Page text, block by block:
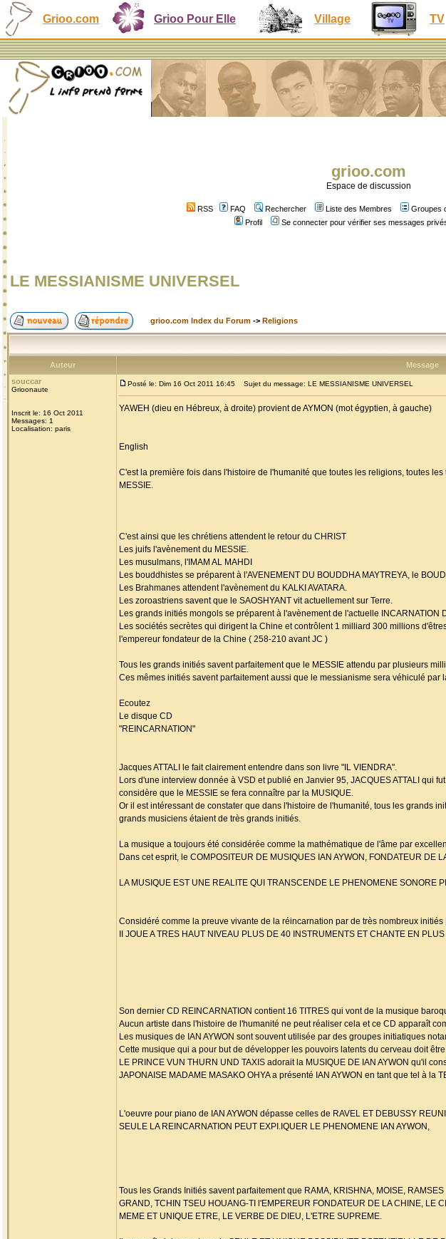
Grioo.com Grioo Pour Elle Village TV
grioo.com
Espace de discussion
RSS FAQ Rechercher Liste des Membres Groupes
Profil
Se connecter pour vérifier ses messages
LE MESSIANISME UNIVERSEL
grioo.com Index du Forum -> Religions
Auteur
Message
souccar
Grioonaute
Inscrit le: 16 Oct 2011
Messages: 1
Localisation: paris
Posté le: Dim 16 Oct 2011 16:45 Sujet du message: LE MESSIANISME UNIVERSEL
YAWEH (dieu en Hébreux, à droite) provient de AYMON (mot égyptien, à gauche)
English
C'est la première fois dans l'histoire de l'humanité que toutes les religions, toutes
MESSIE.
C'est ainsi que les chrétiens attendent le retour du CHRIST
Les juifs l'avènement du MESSIE.
Les musulmans, l'IMAM AL MAHDI
Les bouddhistes se préparent à l'AVENEMENT DU BOUDDHA MAYTREYA, le
Les Brahmanes attendent l'avènement du KALKI AVATARA.
Les zoroastriens savent que le SAOSHYANT vit actuellement sur Terre.
Les grands initiés mongols se préparent à l'avènement de l'actuelle INCARNATION
Les sociétés secrètes qui dirigent la Chine et contrôlent 1 milliard 300 millions
l'empereur fondateur de la Chine ( 258-210 avant JC )
Tous les grands initiés savent parfaitement que le MESSIE attendu par plusieurs
Ces mêmes initiés savent parfaitement aussi que le messianisme sera véhiculé par
Ecoutez
Le disque CD
"REINCARNATION"
Jacques ATTALI le fait clairement entendre dans son livre "IL VIENDRA".
Lors d'une interview donnée à VSD et publié en Janvier 95, JACQUES ATTALI qui
considère que le MESSIE se fera connaître par la MUSIQUE.
Or il est intéressant de constater que dans l'histoire de l'humanité, tous les grands
grands musiciens étaient de très grands initiés.
La musique a toujours été considérée comme la mathématique de l'âme par
Dans cet esprit, le COMPOSITEUR DE MUSIQUES IAN AYWON, FONDATEUR DE
LA MUSIQUE EST UNE REALITE QUI TRANSCENDE LE PHENOMENE SONORE
Considéré comme la preuve vivante de la réincarnation par de très nombreux
II JOUE A TRES HAUT NIVEAU PLUS DE 40 INSTRUMENTS ET CHANTE EN
Son dernier CD REINCARNATION contient 16 TITRES qui vont de la musique
Aucun artiste dans l'histoire de l'humanité ne peut réaliser cela et ce CD apparaît
Les musiques de IAN AYWON sont souvent utilisée par des groupes initiatiques
Cette musique qui a pour but de développer les pouvoirs latents du cerveau doit
LE PRINCE VUN THURN UND TAXIS adorait la MUSIQUE DE IAN AYWON qu'il
JAPONAISE MADAME MASAKO OHYA a présenté IAN AYWON en tant que tel à la
L'oeuvre pour piano de IAN AYWON dépasse celles de RAVEL ET DEBUSSY
SEULE LA REINCARNATION PEUT EXPI.IQUER LE PHENOMENE IAN AYWON,
Tous les Grands Initiés savent parfaitement que RAMA, KRISHNA, MOISE,
GRAND, TCHIN TSEU HOUANG-TI l'EMPEREUR FONDATEUR DE LA CHINE, LE
MEME ET UNIQUE ETRE, LE VERBE DE DIEU, L'ETRE SUPREME.